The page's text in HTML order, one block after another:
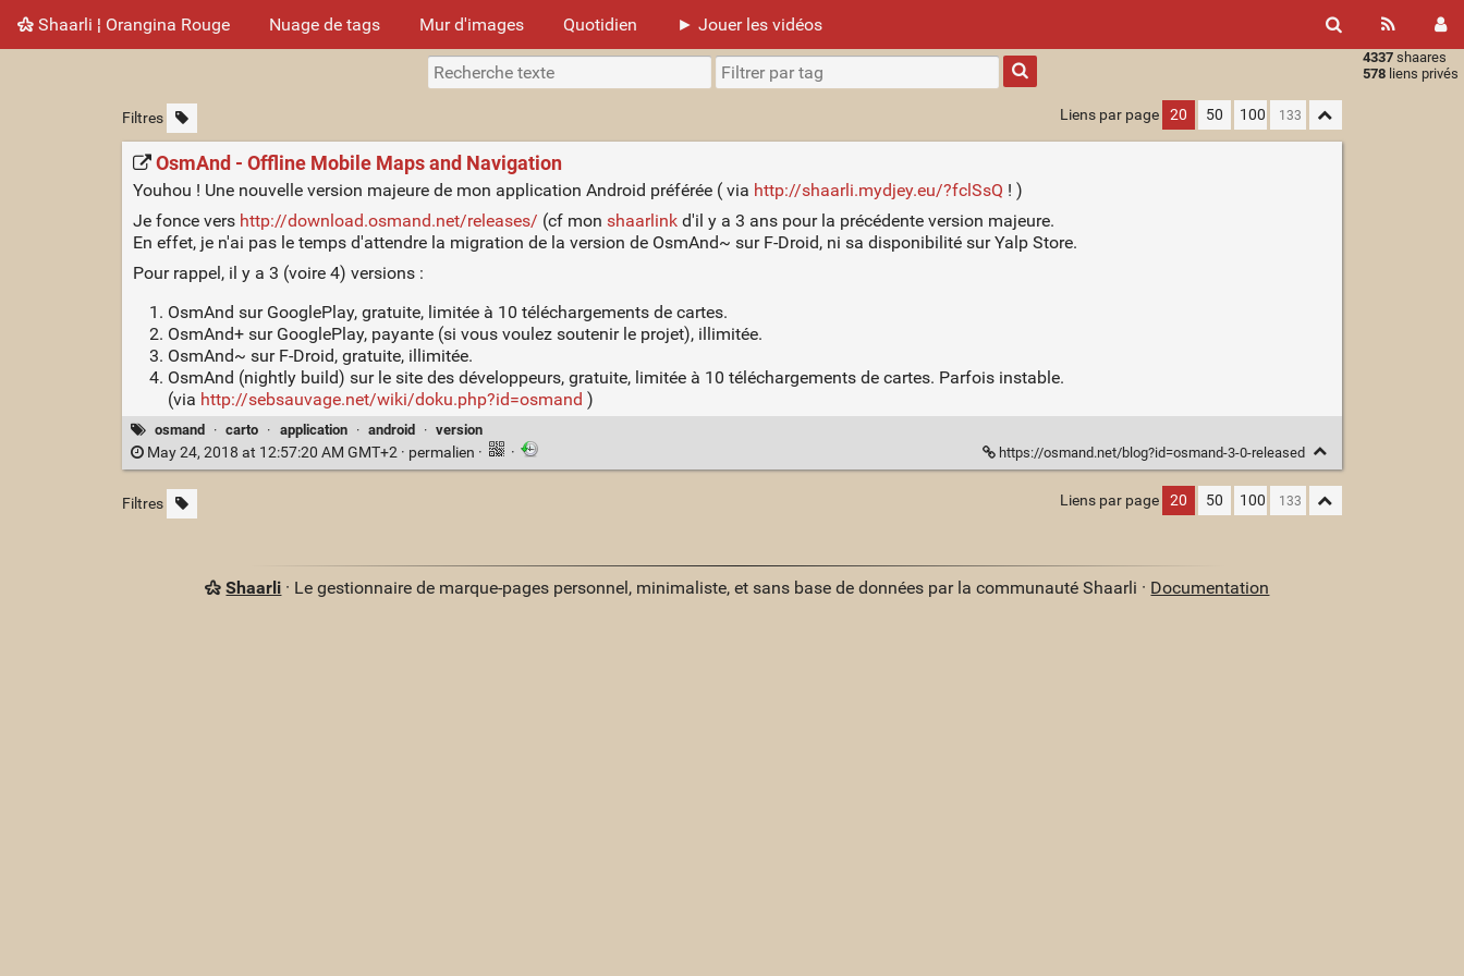
Shaarli ¦ Orangina Rouge Nuage de tags Mur d'images Quotidien ► Jouer les vidéos
4337 shaares
578 liens privés
Type 1 or
more
characters
results.
Filtres Liens par page 20 50 100
OsmAnd - Offline Mobile Maps and Navigation
Youhou ! Une nouvelle version majeure de mon application Android préférée ( via http://shaarli.mydjey.eu/?fclSsQ ! )
Je fonce vers http://download.osmand.net/releases/ (cf mon shaarlinkd'il y a 3 ans pour la précédente version majeure.
En effet, je n'ai pas le temps d'attendre la migration de la version de OsmAnd~ sur F-Droid, ni sa disponibilité sur Yalp Store.
Pour rappel, il y a 3 (voire 4) versions :
OsmAnd sur GooglePlay, gratuite, limitée à 10 téléchargements de cartes.
OsmAnd+ sur GooglePlay, payante (si vous voulez soutenir le projet), illimitée.
OsmAnd~ sur F-Droid, gratuite, illimitée.
OsmAnd (nightly build) sur le site des développeurs, gratuite, limitée à 10 téléchargements de cartes. Parfois instable.
(via http://sebsauvage.net/wiki/doku.php?id=osmand )
osmand · carto · application · android · version
May 24, 2018 at 12:57:20 AM GMT+2 · permalien · · https://osmand.net/blog?id=osmand-3-0-released
Filtres Liens par page 20 50 100
Shaarli · Le gestionnaire de marque-pages personnel, minimaliste, et sans base de données par la communauté Shaarli · Documentation